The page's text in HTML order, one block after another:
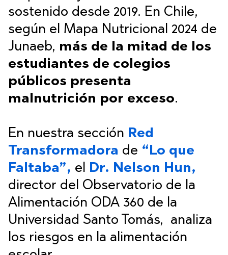
sostenido desde 2019. En Chile,
según el Mapa Nutricional 2024 de
Junaeb, más de la mitad de los
estudiantes de colegios
públicos presenta
malnutrición por exceso.
En nuestra sección Red
Transformadora de “Lo que
Faltaba”, el Dr. Nelson Hun,
director del Observatorio de la
Alimentación ODA 360 de la
Universidad Santo Tomás, analiza
los riesgos en la alimentación